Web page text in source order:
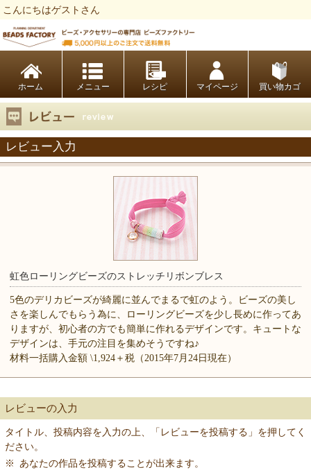
こんにちはゲストさん
ホーム レシピ マイページ 買い物カゴ
レビュー入力
虹色ローリングビーズのストレッチリボンブレス
5色のデリカビーズが綺麗に並んでまるで虹のよう。ビーズの美し
さを楽しんでもらう為に、ローリングビーズを少し長めに作ってあ
りますが、初心者の方でも簡単に作れるデザインです。キュートな
デザインは、手元の注目を集めそうですね♪
材料一括購入金額 \1,924＋税（2015年7月24日現在）
レビューの入力
タイトル、投稿内容を入力の上、「レビューを投稿する」を押してく
ださい。
※ あなたの作品を投稿することが出来ます。